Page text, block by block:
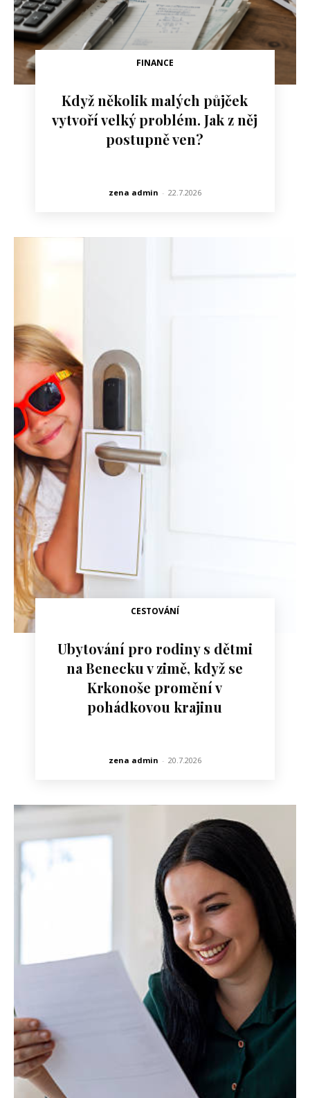
FINANCE
Když několik malých půjček
vytvoří velký problém. Jak z něj
postupně ven?
zena admin - 22.7.2026
CESTOVÁNÍ
Ubytování pro rodiny s dětmi
na Benecku v zimě, když se
Krkonoše promění v
pohádkovou krajinu
zena admin - 20.7.2026